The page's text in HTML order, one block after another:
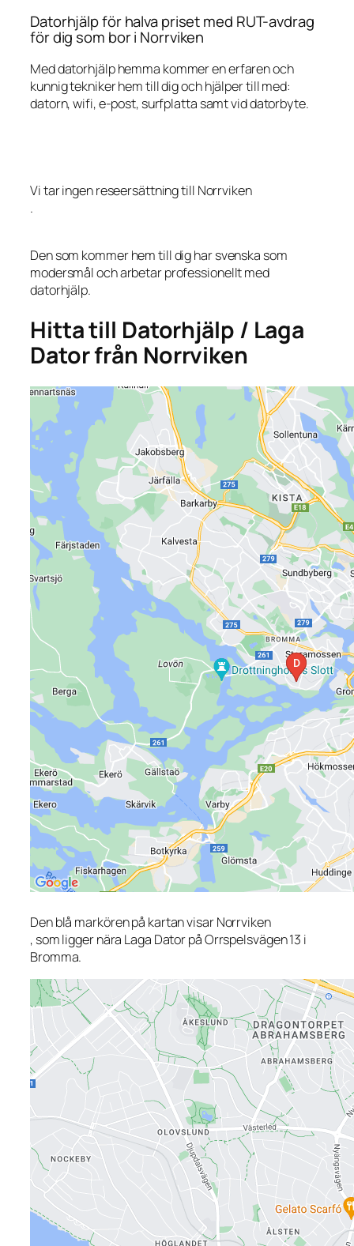
Datorhjälp för halva priset med RUT-avdrag
för dig som bor i Norrviken
Med datorhjälp hemma kommer en erfaren och
kunnig tekniker hem till dig och hjälper till med:
datorn, wifi, e-post, surfplatta samt vid datorbyte.
Vi tar ingen reseersättning till Norrviken
.
Den som kommer hem till dig har svenska som
modersmål och arbetar professionellt med
datorhjälp.
Hitta till Datorhjälp / Laga
Dator från Norrviken
Den blå markören på kartan visar Norrviken
, som ligger nära Laga Dator på Orrspelsvägen 13 i
Bromma.